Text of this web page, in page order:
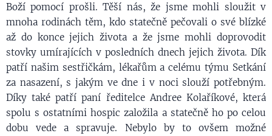
Boží pomocí prošli. Těší nás, že jsme mohli sloužit v
mnoha rodinách těm, kdo statečně pečovali o své blízké
až do konce jejich života a že jsme mohli doprovodit
stovky umírajících v posledních dnech jejich života. Dík
patří našim sestřičkám, lékařům a celému týmu Setkání
za nasazení, s jakým ve dne i v noci slouží potřebným.
Díky také patří paní ředitelce Andree Kolaříkové, která
spolu s ostatními hospic založila a statečně ho po celou
dobu vede a spravuje. Nebylo by to ovšem možné